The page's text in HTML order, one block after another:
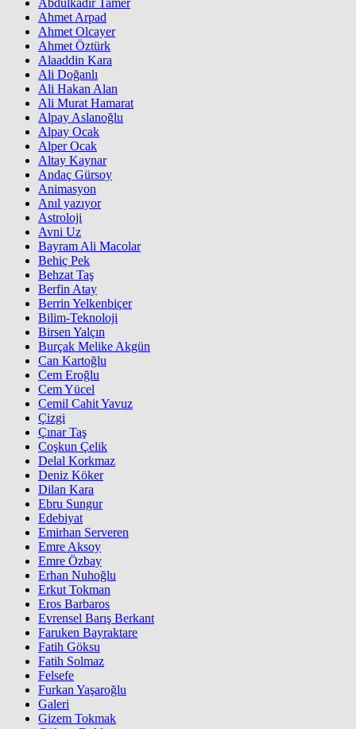
Abdülkadir Tamer
Ahmet Arpad
Ahmet Olcayer
Ahmet Öztürk
Alaaddin Kara
Ali Doğanlı
Ali Hakan Alan
Ali Murat Hamarat
Alpay Aslanoğlu
Alpay Ocak
Alper Ocak
Altay Kaynar
Andaç Gürsoy
Animasyon
Anıl yazıyor
Astroloji
Avni Uz
Bayram Ali Macolar
Behiç Pek
Behzat Taş
Berfin Atay
Berrin Yelkenbiçer
Bilim-Teknoloji
Birsen Yalçın
Burçak Melike Akgün
Can Kartoğlu
Cem Eroğlu
Cem Yücel
Cemil Cahit Yavuz
Çizgi
Çınar Taş
Coşkun Çelik
Delal Korkmaz
Deniz Köker
Dilan Kara
Ebru Sungur
Edebiyat
Emirhan Serveren
Emre Aksoy
Emre Özbay
Erhan Nuhoğlu
Erkut Tokman
Eros Barbaros
Evrensel Barış Berkant
Faruken Bayraktare
Fatih Göksu
Fatih Solmaz
Felsefe
Furkan Yaşaroğlu
Galeri
Gizem Tokmak